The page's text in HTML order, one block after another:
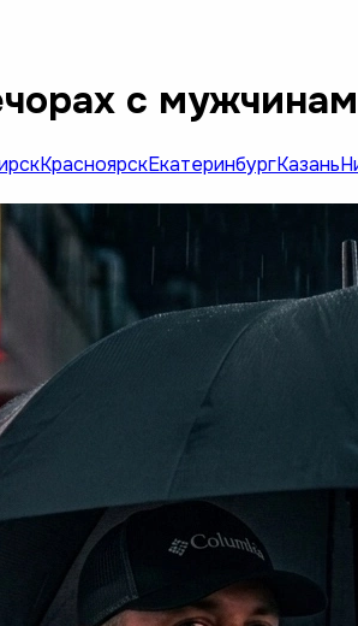
с
КрасноярскЕкатеринбургКазань